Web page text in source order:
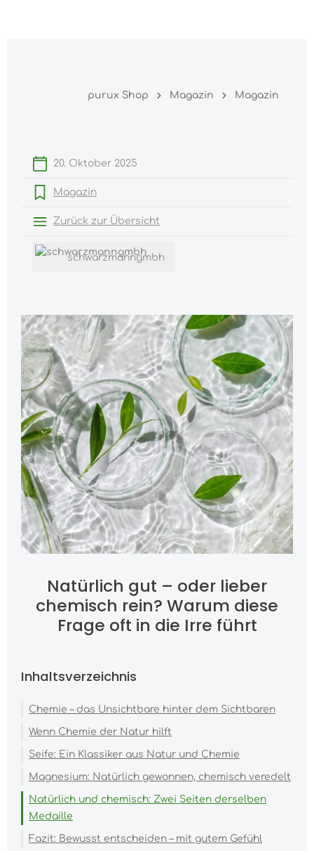
purux Shop Magazin Magazin
20. Oktober 2025
Magazin
Zurück zur Übersicht
schwarzmanngmbh
Natürlich gut – oder lieber
chemisch rein? Warum diese
Frage oft in die Irre führt
Inhaltsverzeichnis
Chemie – das Unsichtbare hinter dem Sichtbaren
Wenn Chemie der Natur hilft
Seife: Ein Klassiker aus Natur und Chemie
Magnesium: Natürlich gewonnen, chemisch veredelt
Natürlich und chemisch: Zwei Seiten derselben
Medaille
Fazit: Bewusst entscheiden – mit gutem Gefühl